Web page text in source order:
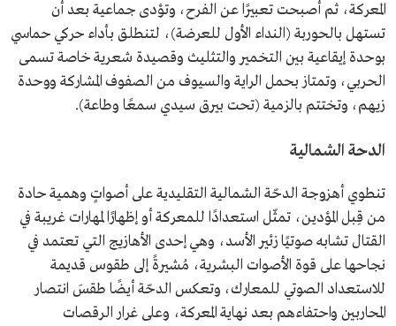
المعركة، ثم أصبحت تعبيرًا عن الفرح، وتؤدى جماعية بعد أن
تستهل بالحوربة (النداء الأول للعرضة)، لتنطلق بأداء حركي حماسي
بوحدة إيقاعية بين التخمير والتثليث وقصيدة شعرية خاصة تسمى
الحربي، وتمتاز بحمل الراية والسيوف من الصفوف المشاركة ووحدة
زيهم، وتختتم بالزمية (تحت بيرق سيدي سمعًا وطاعة).
الدحة الشمالية
تنطوي أهزوجة الدحّة الشمالية التقليدية على أصواتٍ وهمية حادة
من قِبل المؤدين، تمثّل استعدادًا للمعركة أو إظهارًا لمهارات غريبة في
القتال تشابه صوتيًا زئير الأسد، وهي إحدى الأهازيج التي تعتمد في
نجاحها على قوة الأصوات البشرية، مُشيرةً إلى طقوس قديمة
للاستعداد الصوتي للمعارك، وتعكس الدحّة أيضًا طقسَ انتصار
المحاربين واحتفاءهم بعد نهاية المعركة، وعلى غرار الرقصات